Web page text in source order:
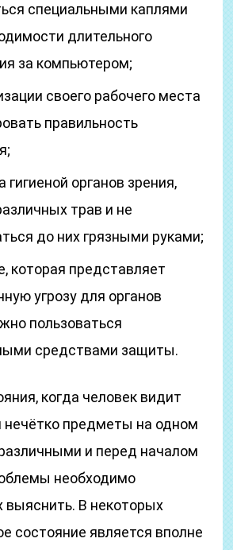
специальными каплями
длительного
за компьютером;
своего рабочего места
правильность
гигиеной органов зрения,
трав и не
до них грязными руками;
которая представляет
угрозу для органов
пользоваться
средствами защиты.
когда человек видит
нечётко предметы на одном
и перед началом
необходимо
выяснить. В некоторых
состояние является вполне